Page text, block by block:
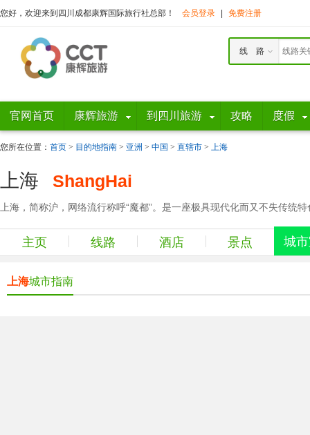
您好，欢迎来到四川成都康辉国际旅行社总部！ 会员登录 免费注册
线 路
官网首页 康辉旅游 到四川旅游 攻略 度假
您所在位置： 首页 > 目的地指南 > 亚洲 > 中国 > 直辖市 > 上海
上海 ShangHai
上海，简称沪，网络流行称呼“魔都”。是一座极具现代化而又不失传
主页 线路 酒店 景点 城
上海城市指南